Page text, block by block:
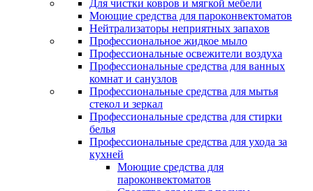
Для чистки ковров и мягкой мебели
Моющие средства для пароконвектоматов
Нейтрализаторы неприятных запахов
Профессиональное жидкое мыло
Профессиональные освежители воздуха
Профессиональные средства для ванных
комнат и санузлов
Профессиональные средства для мытья
стекол и зеркал
Профессиональные средства для стирки
белья
Профессиональные средства для ухода за
кухней
Моющие средства для
пароконвектоматов